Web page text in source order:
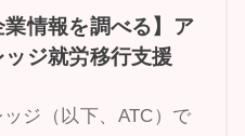
業情報を調べる】ア
ジ就労移行支援
ジ（以下、ATC）で